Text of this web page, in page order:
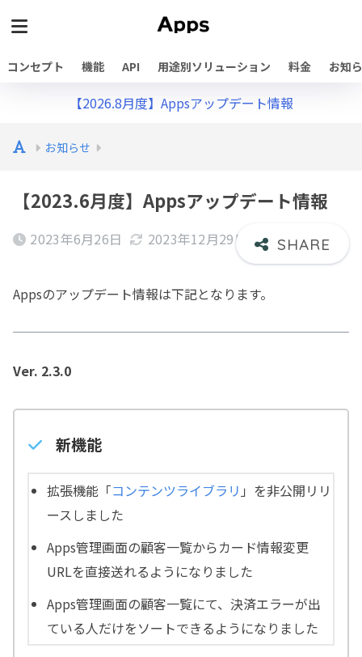
コンセプト 機能 API 用途別ソリューション 料金 お知
【2026.8月度】Appsアップデート情報
お知らせ
【2023.6月度】Appsアップデート情報
2023年6月26日 2023年12月29日
Appsのアップデート情報は下記となります。
Ver. 2.3.0
新機能
拡張機能「コンテンツライブラリ 」を非公開リリ
ースしました
Apps管理画面の顧客一覧からカード情報変更
URLを直接送れるようになりました
Apps管理画面の顧客一覧にて、決済エラーが出
ている人だけをソートできるようになりました